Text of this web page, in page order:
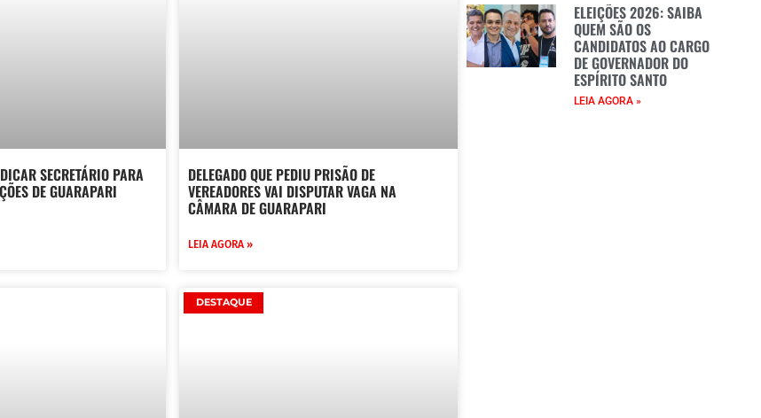
SECRETÁRIO PARA
DE GUARAPARI
DELEGADO QUE PEDIU PRISÃO DE
VEREADORES VAI DISPUTAR VAGA NA
CÂMARA DE GUARAPARI
LEIA AGORA »
DESTAQUE
ELEIÇÕES 2026: SAIBA
QUEM SÃO OS
CANDIDATOS AO CARGO
DE GOVERNADOR DO
ESPÍRITO SANTO
LEIA AGORA »